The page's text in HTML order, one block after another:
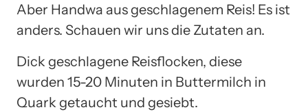
Aber Handwa aus geschlagenem Reis! Es ist
anders. Schauen wir uns die Zutaten an.
Dick geschlagene Reisflocken, diese
wurden 15-20 Minuten in Buttermilch in
Quark getaucht und gesiebt.